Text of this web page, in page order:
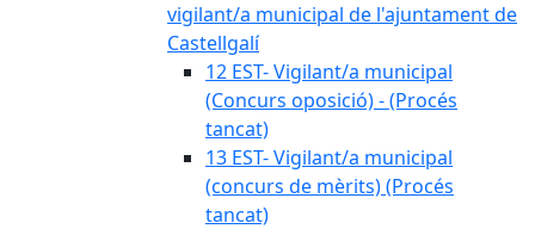
vigilant/a municipal de l'ajuntament de
Castellgalí
12 EST- Vigilant/a municipal
(Concurs oposició) - (Procés
tancat)
13 EST- Vigilant/a municipal
(concurs de mèrits) (Procés
tancat)